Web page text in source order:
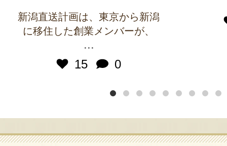
新潟直送計画は、東京から新潟
に移住した創業メンバーが、
...
15
0